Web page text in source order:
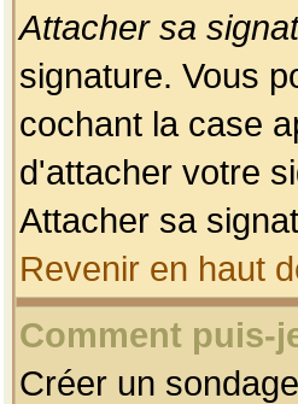
Attacher sa
signature. Vous
cochant la case
d'attacher votre
Attacher sa
Revenir en haut
Comment puis-
Créer un